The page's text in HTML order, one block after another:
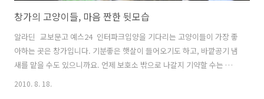
창가의 고양이들, 마음 짠한 뒷모습
알라딘 교보문고 예스24 인터파크입양을 기다리는 고양이들이 가장 좋
아하는 곳은 창가입니다. 기분좋은 햇살이 들어오기도 하고, 바깥공기 냄
새를 맡을 수도 있으니까요. 언제 보호소 밖으로 나갈지 기약할 수는 없
지만,창가에 앉아 나무를 바라보고 새소리를 들으면 갑갑한 마음도 조금
2010. 8. 18.